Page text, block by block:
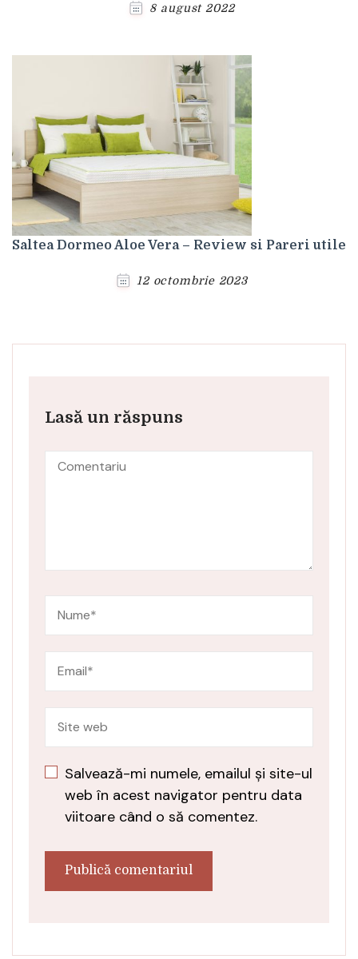
8 august 2022
Saltea Dormeo Aloe Vera – Review si Pareri utile
12 octombrie 2023
Lasă un răspuns
Salvează-mi numele, emailul și site-ul
web în acest navigator pentru data
viitoare când o să comentez.